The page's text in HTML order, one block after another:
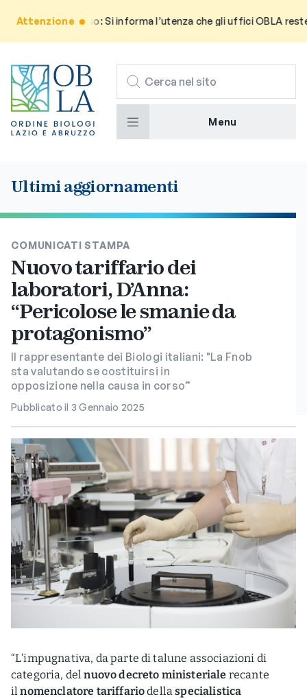
AttenzioneAvviso: Si informa l’utenza che gli uffici OBLA
CERCA
Menu
Ultimi aggiornamenti
COMUNICATI STAMPA
Nuovo tariffario dei
laboratori, D’Anna:
“Pericolose le smanie da
protagonismo”
Il rappresentante dei Biologi italiani: "La Fnob
sta valutando se costituirsi in
opposizione nella causa in corso”
Pubblicato il 3 Gennaio 2025
“L’impugnativa, da parte di talune associazioni di
categoria, delnuovo decreto ministeriale recante
ilnomenclatore tariffariodellaspecialistica